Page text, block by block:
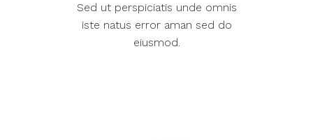
Sed ut perspiciatis unde omnis
iste natus error aman sed do
eiusmod.